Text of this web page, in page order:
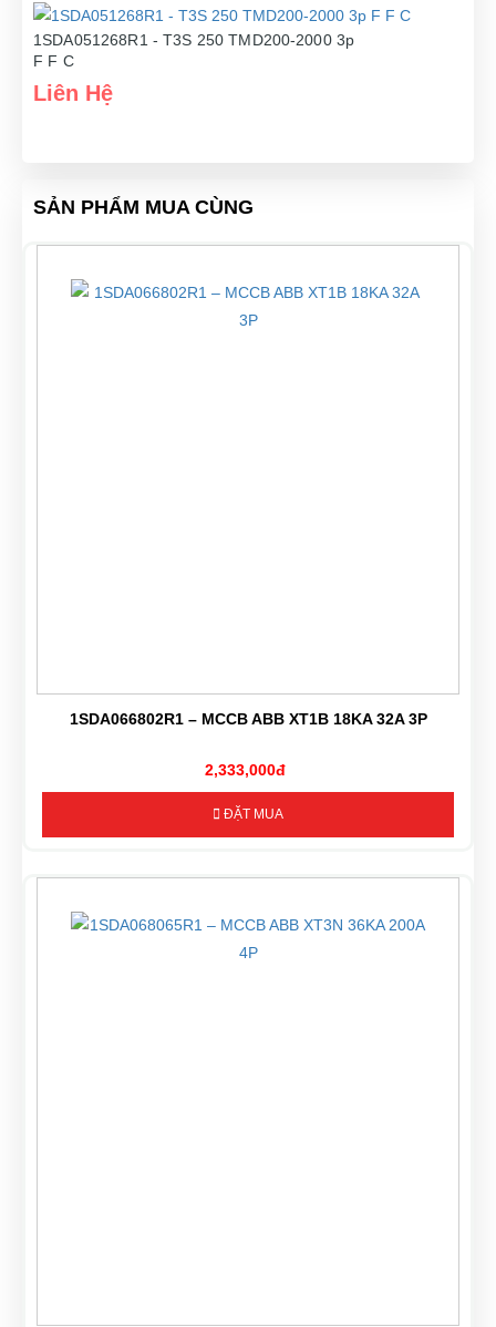
1SDA051268R1 - T3S 250 TMD200-2000 3p
F F C
Liên Hệ
SẢN PHẨM MUA CÙNG
1SDA066802R1 – MCCB ABB XT1B 18KA 32A 3P
2,333,000đ
ĐẶT MUA